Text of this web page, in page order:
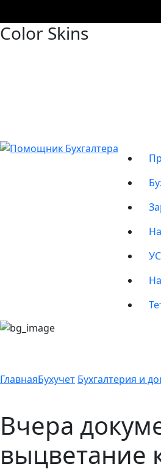
Color Skins
ГлавнаяБухучет Бухгалтерия и
Вчера
выцветание